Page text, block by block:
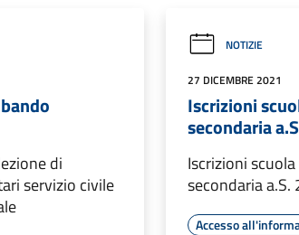
di
servizio civile
NOTIZIE
27 DICEMBRE 2021
Iscrizioni
secondaria
Iscrizioni
secondaria
Accesso